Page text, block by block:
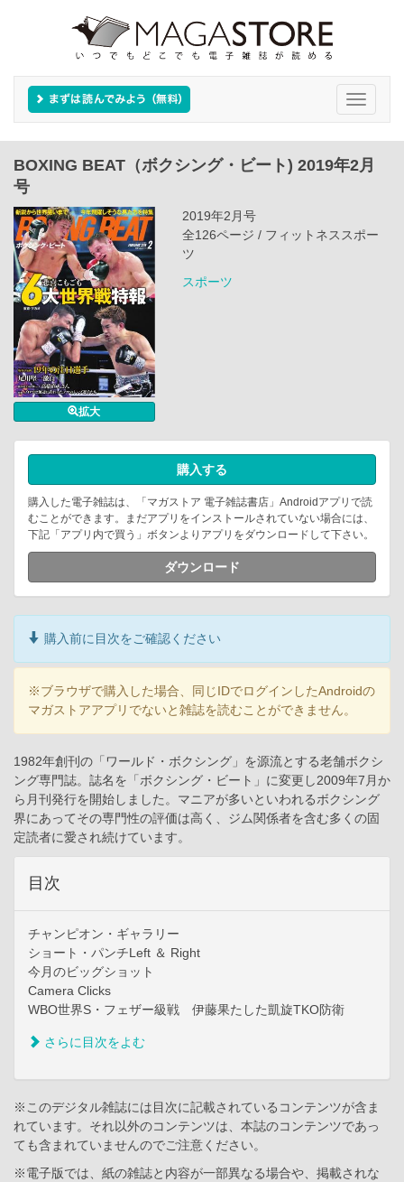
Toggle
BOXING BEAT（ボクシング・ビート) 2019年2月
号
拡大
2019年2月号
全126ページ / フィットネススポー
ツ
スポーツ
購入する
購入した電子雑誌は、「マガストア 電子雑誌書店」Androidアプリで読
むことができます。まだアプリをインストールされていない場合には、
下記「アプリ内で買う」ボタンよりアプリをダウンロードして下さい。
ダウンロード
購入前に目次をご確認ください
※ブラウザで購入した場合、同じIDでログインしたAndroidの
マガストアアプリでないと雑誌を読むことができません。
1982年創刊の「ワールド・ボクシング」を源流とする老舗ボクシ
ング専門誌。誌名を「ボクシング・ビート」に変更し2009年7月か
ら月刊発行を開始しました。マニアが多いといわれるボクシング
界にあってその専門性の評価は高く、ジム関係者を含む多くの固
定読者に愛され続けています。
目次
チャンピオン・ギャラリー
ショート・パンチLeft ＆ Right
今月のビッグショット
Camera Clicks
WBO世界S・フェザー級戦 伊藤果たした凱旋TKO防衛
さらに目次をよむ
※このデジタル雑誌には目次に記載されているコンテンツが含ま
れています。それ以外のコンテンツは、本誌のコンテンツであっ
ても含まれていませんのでご注意ください。
※電子版では、紙の雑誌と内容が一部異なる場合や、掲載されな